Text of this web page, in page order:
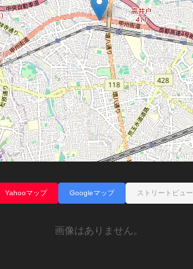
Yahooマップ Googleマップ ストリートビュー
画像はありません。